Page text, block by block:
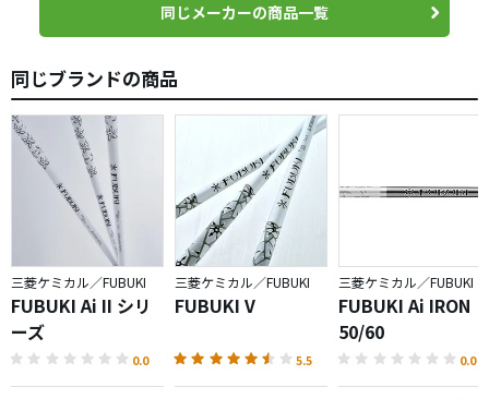
同じメーカーの商品一覧
同じブランドの商品
三菱ケミカル／FUBUKI
FUBUKI Ai II シリ
ーズ
0.0
三菱ケミカル／FUBUKI
FUBUKI V
5.5
三菱ケミカル／FUBUKI
FUBUKI Ai IRON
50/60
0.0